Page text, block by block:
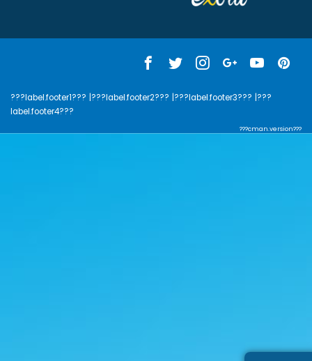
???label.footer1??? |???label.footer2??? |???label.footer3??? |???
label.footer4???
???cman.version???